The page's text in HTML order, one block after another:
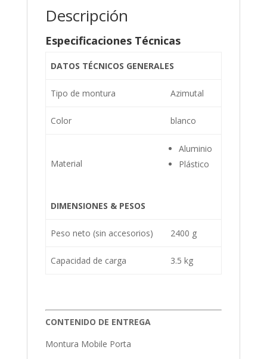
Descripción
Especificaciones Técnicas
DATOS TÉCNICOS GENERALES
Tipo de montura Azimutal
Color blanco
Material
Aluminio
Plástico
DIMENSIONES & PESOS
Peso neto (sin accesorios) 2400 g
Capacidad de carga 3.5 kg
CONTENIDO DE ENTREGA
Montura Mobile Porta